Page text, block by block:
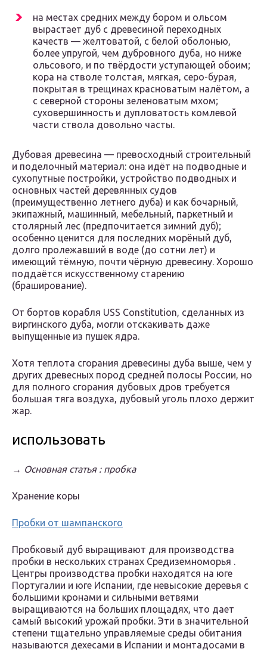
на местах средних между бором и ольсом
вырастает дуб с древесиной переходных
качеств — желтоватой, с белой оболонью,
более упругой, чем дубровного дуба, но ниже
ольсового, и по твёрдости уступающей обоим;
кора на стволе толстая, мягкая, серо-бурая,
покрытая в трещинах красноватым налётом, а
с северной стороны зеленоватым мхом;
суховершинность и дупловатость комлевой
части ствола довольно часты.
Дубовая древесина — превосходный строительный
и поделочный материал: она идёт на подводные и
сухопутные постройки, устройство подводных и
основных частей деревянных судов
(преимущественно летнего дуба) и как бочарный,
экипажный, машинный, мебельный, паркетный и
столярный лес (предпочитается зимний дуб);
особенно ценится для последних морёный дуб,
долго пролежавший в воде (до сотни лет) и
имеющий тёмную, почти чёрную древесину. Хорошо
поддаётся искусственному старению
(браширование).
От бортов корабля USS Constitution, сделанных из
виргинского дуба, могли отскакивать даже
выпущенные из пушек ядра.
Хотя теплота сгорания древесины дуба выше, чем у
других древесных пород средней полосы России, но
для полного сгорания дубовых дров требуется
большая тяга воздуха, дубовый уголь плохо держит
жар.
использовать
→ Основная статья : пробка
Хранение коры
Пробки от шампанского
Пробковый дуб выращивают для производства
пробки в нескольких странах Средиземноморья .
Центры производства пробки находятся на юге
Португалии и юге Испании, где невысокие деревья с
большими кронами и сильными ветвями
выращиваются на больших площадях, что дает
самый высокий урожай пробки. Эти в значительной
степени тщательно управляемые среды обитания
называются дехесами в Испании и монтадосами в